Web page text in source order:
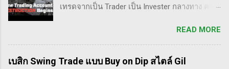
เทรดจากเป็น Trader เป็น Invester กลางทาง คลิป
เป็น Trader แล้วต่อมาก็เปลี่ยนใจอยากเป็น
Invester ไปซะงั้น เผื่อใครไม่เข้าใจ Trader คือ
ลักษณะการเทรดที่ ไม่ถือยาว ซื้อแล้วขายในระยะ
READ MORE
เบสิก Swing Trade แบบ Buy on Dip สไตล์ Gil